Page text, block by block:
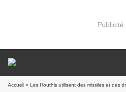
Publicité
Accueil » Les Houthis utilisent des missiles et des drones dans une attaque coordonnée